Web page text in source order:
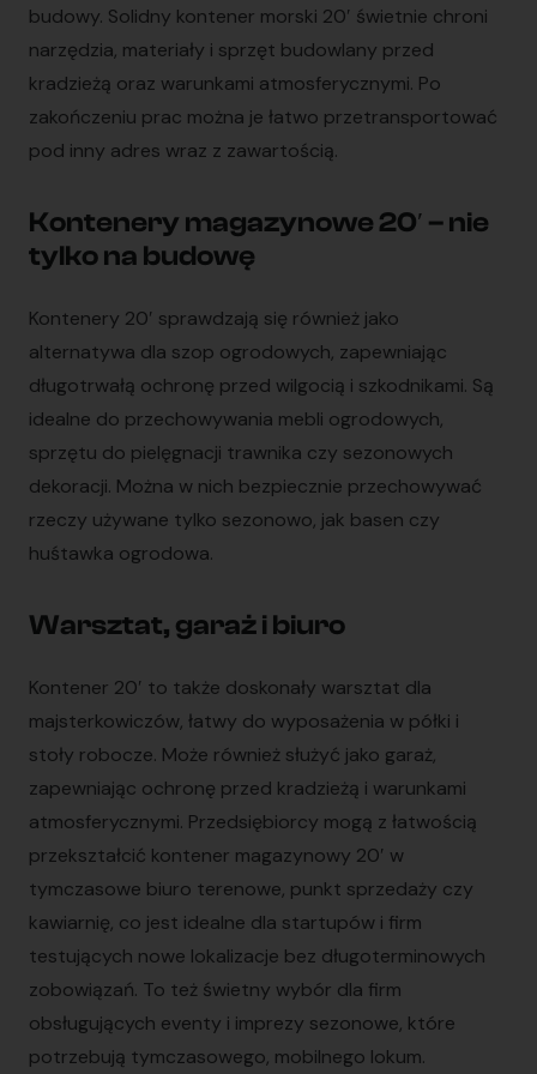
budowy. Solidny kontener morski 20′ świetnie chroni
narzędzia, materiały i sprzęt budowlany przed
kradzieżą oraz warunkami atmosferycznymi. Po
zakończeniu prac można je łatwo przetransportować
pod inny adres wraz z zawartością.
Kontenery magazynowe 20′ – nie
tylko na budowę
Kontenery 20′ sprawdzają się również jako
alternatywa dla szop ogrodowych, zapewniając
długotrwałą ochronę przed wilgocią i szkodnikami. Są
idealne do przechowywania mebli ogrodowych,
sprzętu do pielęgnacji trawnika czy sezonowych
dekoracji. Można w nich bezpiecznie przechowywać
rzeczy używane tylko sezonowo, jak basen czy
huśtawka ogrodowa.
Warsztat, garaż i biuro
Kontener 20′ to także doskonały warsztat dla
majsterkowiczów, łatwy do wyposażenia w półki i
stoły robocze. Może również służyć jako garaż,
zapewniając ochronę przed kradzieżą i warunkami
atmosferycznymi. Przedsiębiorcy mogą z łatwością
przekształcić kontener magazynowy 20′ w
tymczasowe biuro terenowe, punkt sprzedaży czy
kawiarnię, co jest idealne dla startupów i firm
testujących nowe lokalizacje bez długoterminowych
zobowiązań. To też świetny wybór dla firm
obsługujących eventy i imprezy sezonowe, które
potrzebują tymczasowego, mobilnego lokum.